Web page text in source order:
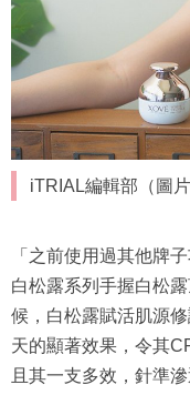
iTRIAL編輯部（圖
「之前使用過其他牌
白松露系列手握白松
候，白松露賦活肌源
天的顯著效果，令其
且其一支多效，針準